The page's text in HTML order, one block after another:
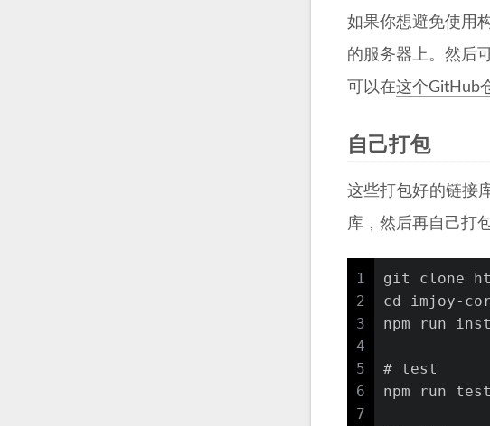
如果你想避免使用
的服务器上。然后
可以在这个GitHub
自己打包
这些打包好的链接
库，然后再自己打
1
2
3
4
5
6
7
git clone
cd imjoy-
npm run
# test
npm run test